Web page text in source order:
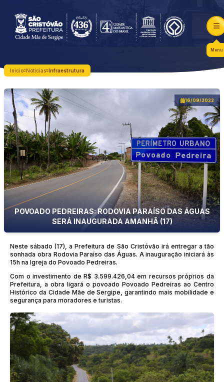
Menu
Início Notícias Infraestrutura
16/09/2022
POVOADO PEDREIRAS: RODOVIA PARAÍSO DAS ÁGUAS
SERÁ INAUGURADA AMANHÃ (17)
Neste sábado (17), a Prefeitura de São Cristóvão irá entregar a tão
sonhada obra Rodovia Paraíso das Águas. A inauguração iniciará às
15h na Igreja do Povoado Pedreiras.
Com o investimento de R$ 3.599.426,04 em recursos próprios da
Prefeitura, a obra ligará o povoado Povoado Pedreiras ao Centro
Histórico da Cidade Mãe de Sergipe, garantindo mais mobilidade e
segurança para moradores e turistas.